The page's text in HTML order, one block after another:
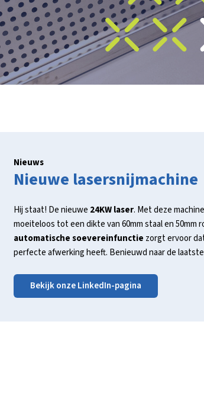
Nieuws
Nieuwe lasersnijmachine
Hij staat! De nieuwe 24KW laser. Met deze
moeiteloos tot een dikte van 60mm staal en 50mm
automatische soevereinfunctie zorgt ervoor
perfecte afwerking heeft. Benieuwd naar de
Bekijk onze LinkedIn-pagina